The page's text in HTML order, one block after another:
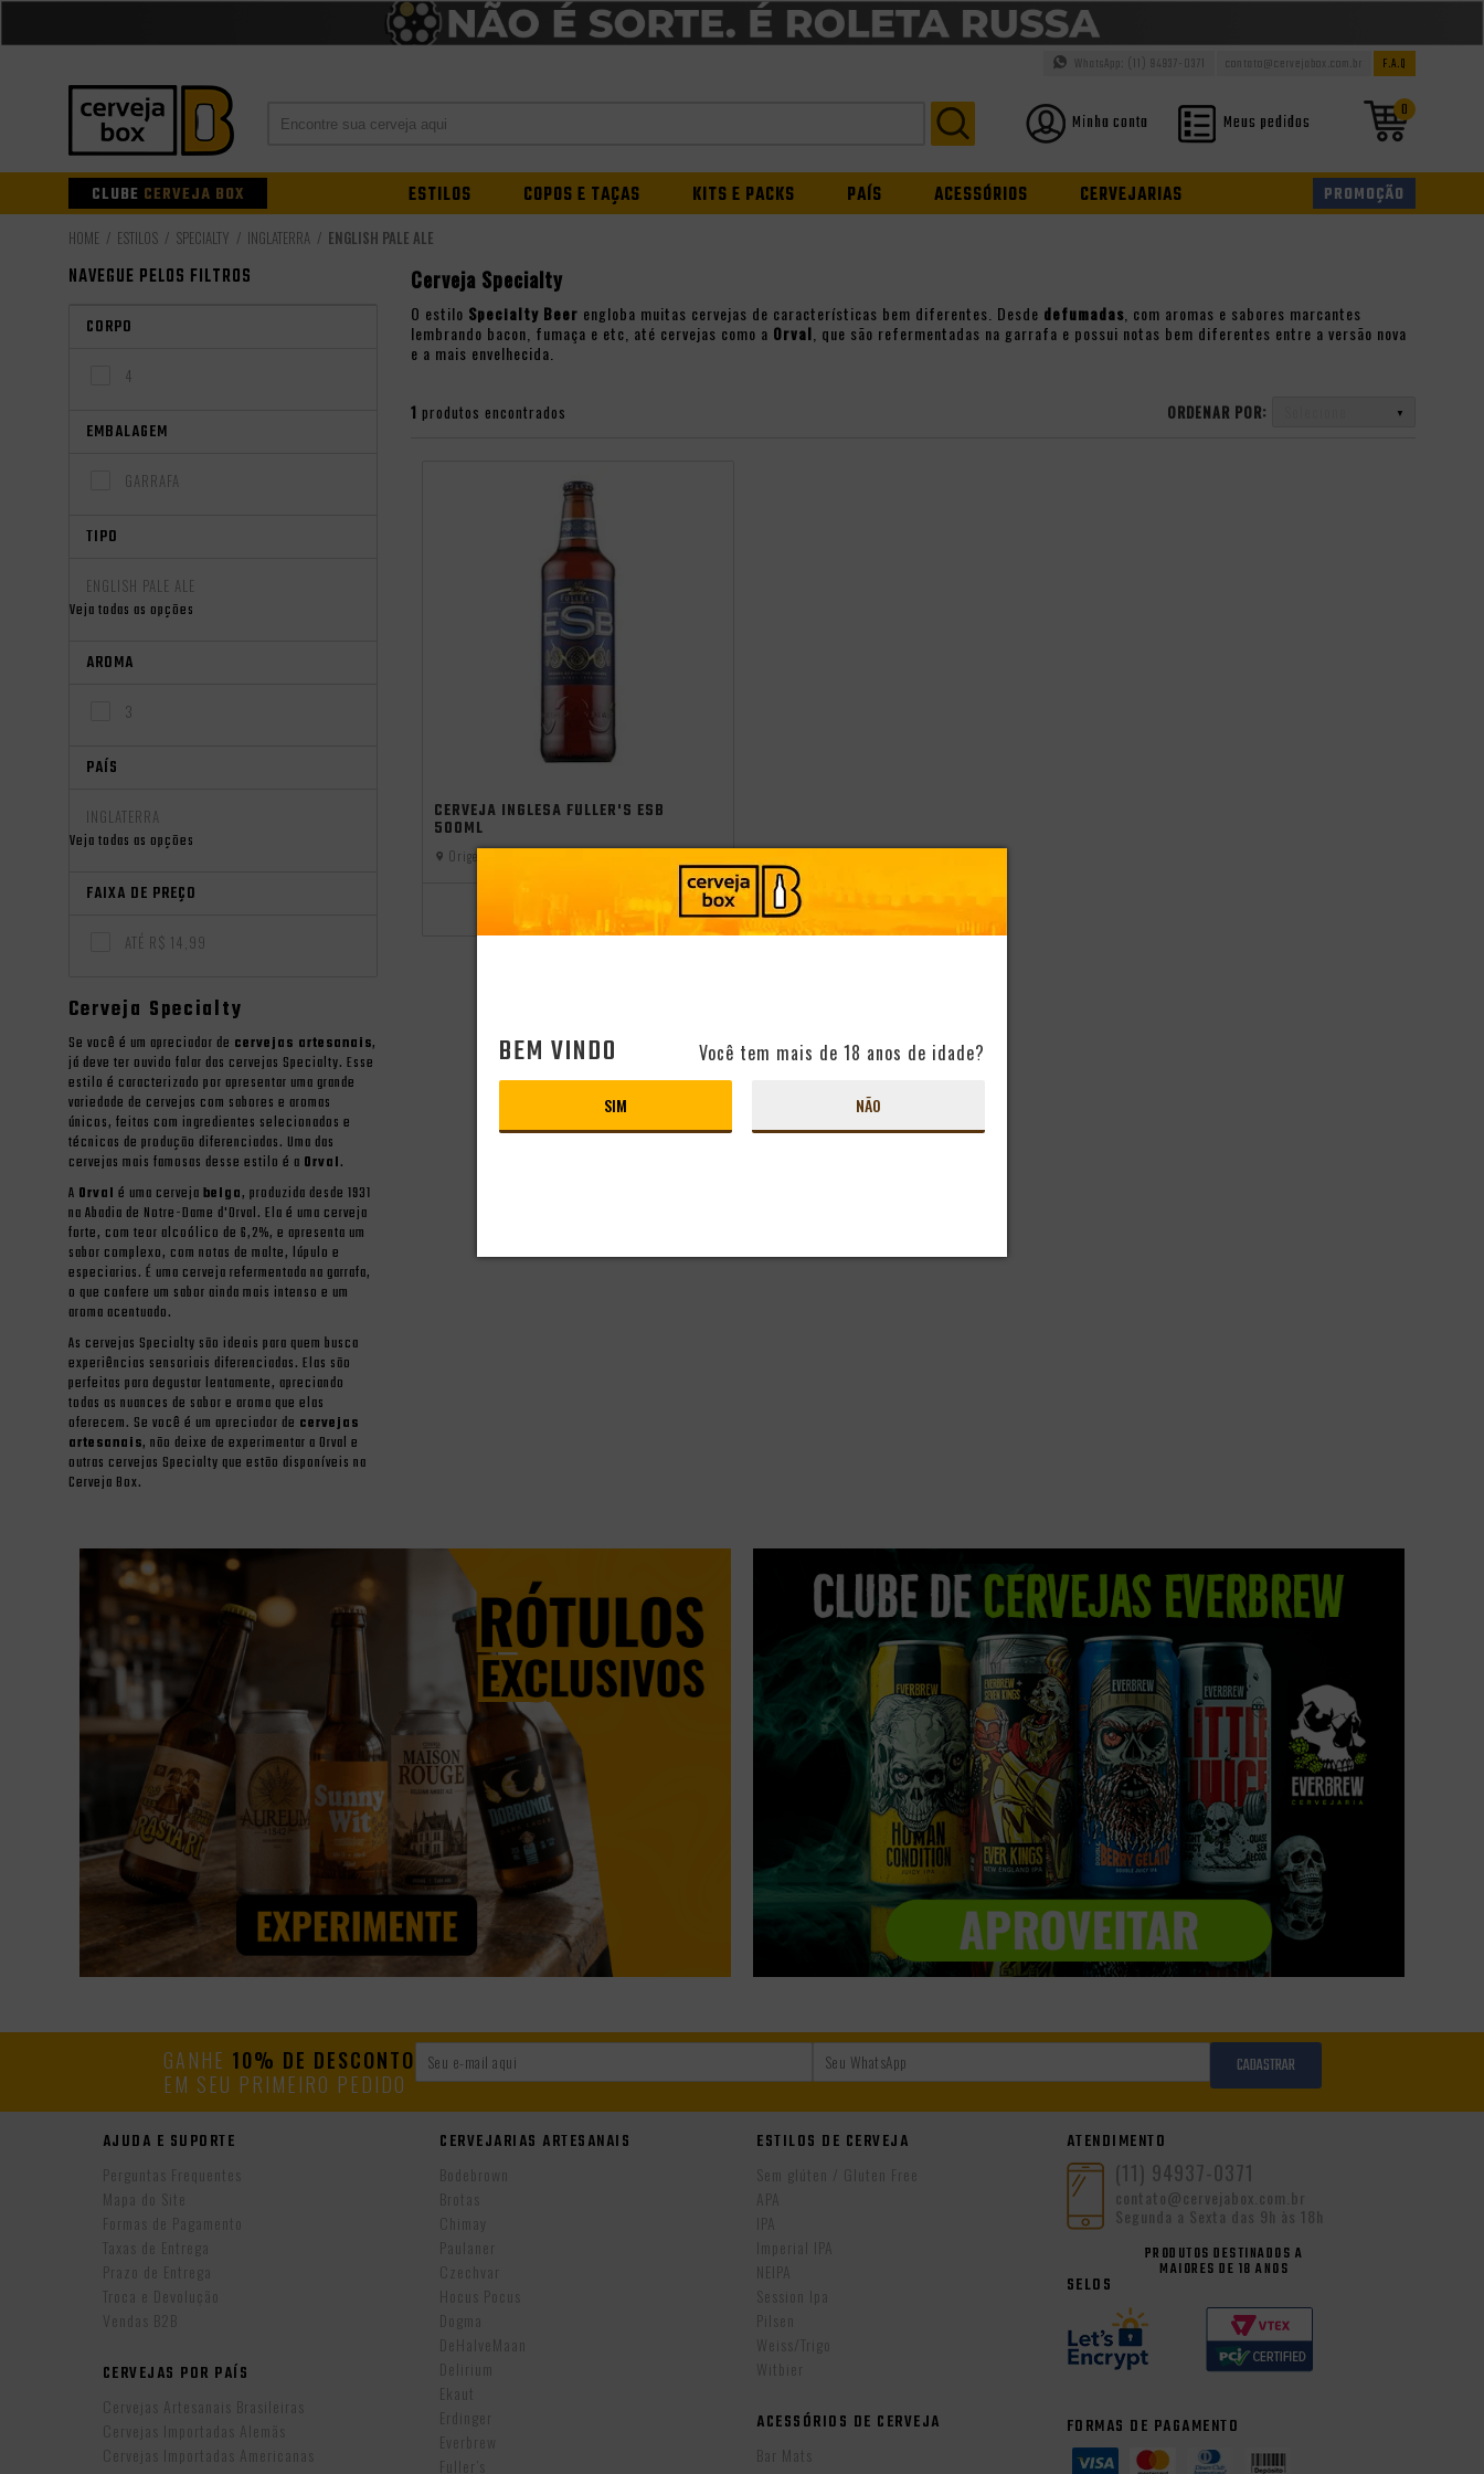
F.A.Q
contato@cervejabox.com.br
WhatsApp: (11) 94937-0371
0
Minha conta Meus pedidos
CLUBE CERVEJA BOX ESTILOS COPOS E TAÇAS KITS E PACKS PAÍS ACESSÓRIOS CERVEJARIAS PROMOÇÃO
ESTILOS SPECIALTY INGLATERRA ENGLISH PALE ALE
NAVEGUE PELOS FILTROS
CORPO
4
EMBALAGEM
GARRAFA
TIPO
ENGLISH PALE ALE
Veja todas as opções
AROMA
3
PAÍS
INGLATERRA
Veja todas as opções
FAIXA DE PREÇO
ATÉ R$ 14,99
Cerveja Specialty
Se você é um apreciador de cervejas artesanais,
já deve ter ouvido falar das cervejas Specialty. Esse
estilo é caracterizado por apresentar uma grande
variedade de cervejas com sabores e aromas
únicos, feitas com ingredientes selecionados e
técnicas de produção diferenciadas. Uma das
cervejas mais famosas desse estilo é a Orval.
A Orval é uma cerveja belga, produzida desde 1931
na Abadia de Notre-Dame d'Orval. Ela é uma cerveja
forte, com teor alcoólico de 6,2%, e apresenta um
sabor complexo, com notas de malte, lúpulo e
especiarias. É uma cerveja refermentada na garrafa,
o que confere um sabor ainda mais intenso e um
aroma acentuado.
As cervejas Specialty são ideais para quem busca
experiências sensoriais diferenciadas. Elas são
perfeitas para degustar lentamente, apreciando
todas as nuances de sabor e aroma que elas
oferecem. Se você é um apreciador de cervejas
artesanais, não deixe de experimentar a Orval e
outras cervejas Specialty que estão disponíveis na
Cerveja Box.
Cerveja Specialty
O estilo Specialty Beer engloba muitas cervejas de características bem diferentes. Desde defumadas , com aromas e sabores marcantes
lembrando bacon, fumaça e etc, até cervejas como a Orval , que são refermentadas na garrafa e possui notas bem diferentes entre a versão nova
e a mais envelhecida.
1 produtos encontrados ORDENAR POR:
CERVEJA INGLESA FULLER'S ESB
500ML
Origem:
PRODUTO ESGOTADO
GANHE 10% DE DESCONTO
EM SEU PRIMEIRO PEDIDO
CADASTRAR
AJUDA E SUPORTE
Perguntas Frequentes
Mapa do Site
Formas de Pagamento
Taxas de Entrega
Prazo de Entrega
Troca e Devolução
Vendas B2B
CERVEJAS POR PAÍS
Cervejas Artesanais Brasileiras
Cervejas Importadas Alemãs
Cervejas Importadas Americanas
CERVEJARIAS ARTESANAIS
Bodebrown
Brotas
Chimay
Paulaner
Czechvar
Hocus Pocus
Dogma
DeHalveMaan
Delirium
Ekaut
Erdinger
Everbrew
Fuller’s
ESTILOS DE CERVEJA
Sem glúten / Gluten Free
APA
IPA
Imperial IPA
NEIPA
Session Ipa
Pilsen
Weiss/Trigo
Witbier
ACESSÓRIOS DE CERVEJA
Bar Mats
ATENDIMENTO
(11) 94937-0371
contato@cervejabox.com.br
Segunda a Sexta das 9h às 18h
PRODUTOS DESTINADOS A
MAIORES DE 18 ANOS
SELOS
FORMAS DE PAGAMENTO
BEM VINDO Você tem mais de 18 anos de idade?
SIM NÃO